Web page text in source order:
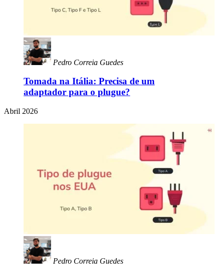
Pedro Correia Guedes
Tomada na Itália: Precisa de um
adaptador para o plugue?
Abril 2026
Pedro Correia Guedes